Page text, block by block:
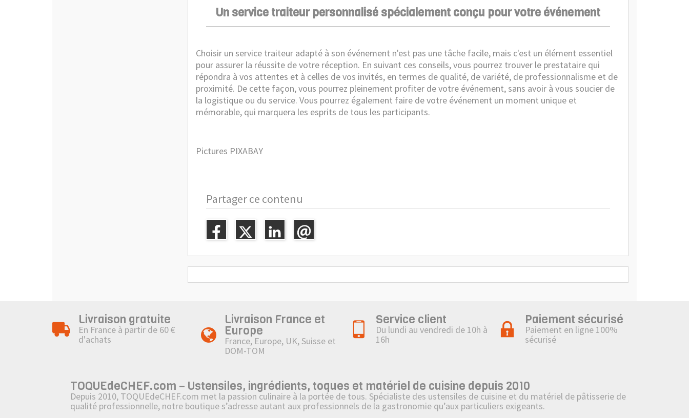
Un service traiteur personnalisé spécialement conçu pour votre événement
Choisir un service traiteur adapté à son événement n'est pas une tâche facile, mais c'est un élément essentiel
pour assurer la réussite de votre réception. En suivant ces conseils, vous pourrez trouver le prestataire qui
répondra à vos attentes et à celles de vos invités, en termes de qualité, de variété, de professionnalisme et de
proximité. De cette façon, vous pourrez pleinement profiter de votre événement, sans avoir à vous soucier de
la logistique ou du service. Vous pourrez également faire de votre événement un moment unique et
mémorable, qui marquera les esprits de tous les participants.
Pictures PIXABAY
Partager ce contenu
Livraison gratuite
En France à partir de 60 €
d'achats
Livraison France et
Europe
France, Europe, UK, Suisse et
DOM-TOM
Service client
Du lundi au vendredi de 10h à
16h
Paiement sécurisé
Paiement en ligne 100%
sécurisé
TOQUEdeCHEF.com – Ustensiles, ingrédients, toques et matériel de cuisine depuis 2010
Depuis 2010, TOQUEdeCHEF.com met la passion culinaire à la portée de tous. Spécialiste des ustensiles de cuisine et du matériel de pâtisserie de
qualité professionnelle, notre boutique s’adresse autant aux professionnels de la gastronomie qu’aux particuliers exigeants.